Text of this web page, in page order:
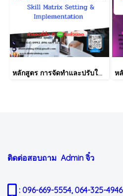
หลักสูตร การจัดทำและปรับใช้ SKILLS MATRIX อย่างได้ผล Skill Matrix Setting & Implementation
ติดต่อสอบถาม Admin จิ๋ว
: 096-669-5554, 064-325-4946